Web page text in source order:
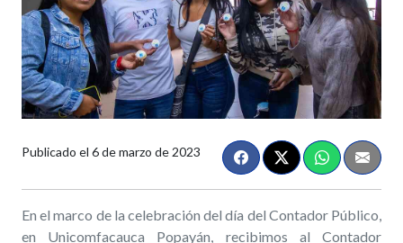
Publicado el 6 de marzo de 2023
En el marco de la celebración del día del Contador Público,
en Unicomfacauca Popayán, recibimos al Contador